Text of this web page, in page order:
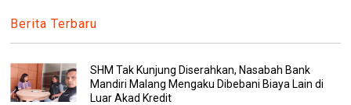
Berita Terbaru
SHM Tak Kunjung Diserahkan, Nasabah Bank
Mandiri Malang Mengaku Dibebani Biaya Lain di
Luar Akad Kredit